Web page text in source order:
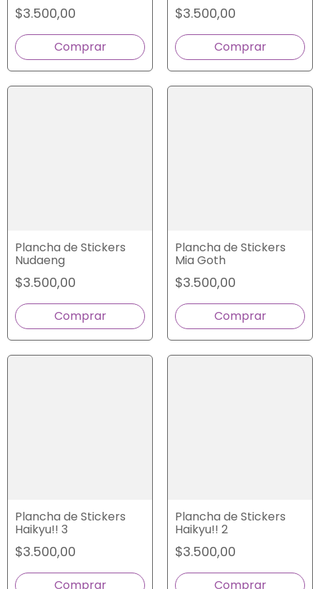
$3.500,00 $3.500,00
Plancha de Stickers
Nudaeng
$3.500,00
Plancha de Stickers
Mia Goth
$3.500,00
Plancha de Stickers
Haikyu!! 3
$3.500,00
Plancha de Stickers
Haikyu!! 2
$3.500,00